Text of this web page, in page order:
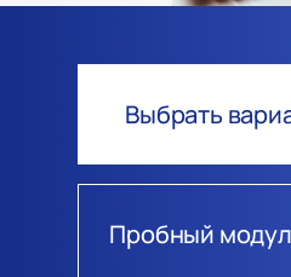
Выбрать
Пробный